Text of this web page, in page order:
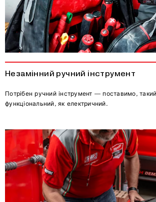
Незамінний ручний інструмент
Потрібен ручний інструмент — поставимо,
функціональний, як електричний.